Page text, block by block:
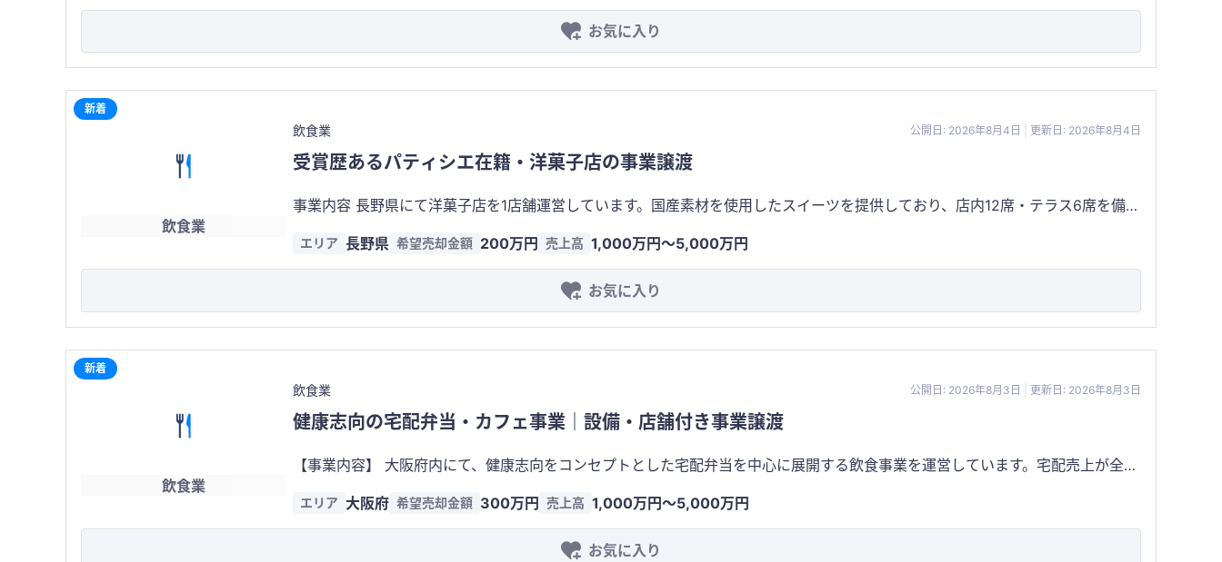
ぎも相談可能です。 現状は運営体制の影響により収益性に改善余地がありますが、買い手が店舗運営へ直接関与し、固定メニュー
導入や人員配置を最適化することで利益改善が期待できます。 ■特徴 ・地域密着型の飲食店 ・行政・地域団体との連携実績 ・イ
ベント集客ノウハウ ・店舗兼住宅として利用可能 ・厨房・音響・映像設備完備 ・設備導入後約1年 ・ブランド・屋号・SNS引継
には広域からの来店もあります。 ■売却希望金額 1,300万円（税込） ※上記は主に店舗内装、厨房機器、什器備品、音響・映像設
備等を含む事業譲渡価格です。 ※1階店舗のみの賃貸、2階住居を含む一括賃貸、土地・建物を含む不動産売買など、引継ぎ方法に
より別途賃貸条件・物件契約費・売買価格が発生します。詳細は個別協議となります。 ■特記事項 ・従業員の継続雇用は、本人
ぎは相談可能 ・厨房機器、内装、什器、音響・映像設備一式を引継ぎ可能 ・現オーナーによる地域関係者の紹介や引継ぎ支援が
時は確認が必要
お気に入り
飲食業
新着
飲食業 公開日: 2026年8月4日 更新日: 2026年8月4日
受賞歴あるパティシエ在籍・洋菓子店の事業譲渡
事業内容 長野県にて洋菓子店を1店舗運営しています。国産素材を使用したスイーツを提供しており、店内12席・テラス6席を備え
エが商品開発を担っており、高品質な製菓技術を強みとしています。レシピや配合表も引継ぎ可能で、事業承継後もスムーズな運
営が可能です。 ・店舗数：1店舗 ・席数：18席（店内12席・テラス6席） ・従業員：2名 ・店舗物件：賃貸 ・譲渡資産：約650万
る認知度 ・観光需要を取り込める立地 ・ブランド展開の拠点として活用可能 ・レシピ・配合表の引継ぎ可能 主な顧客 地域住民
営業ノウハウ ・レシピ・配合表 ・営業権 ・賃貸借契約 ・取引先 特記事項 ・オーナーによる引継ぎ支援可能 ・譲渡理由は体調面
による事業継続負担 ・営業時間や販売チャネルの拡充、仕入れ改善により収益改善余地あり ・従業員の継続雇用については相談
となります
エリア 長野県 希望売却金額 200万円 売上高 1,000万円〜5,000万円
お気に入り
飲食業
新着
飲食業 公開日: 2026年8月3日 更新日: 2026年8月3日
健康志向の宅配弁当・カフェ事業｜設備・店舗付き事業譲渡
【事業内容】 大阪府内にて、健康志向をコンセプトとした宅配弁当を中心に展開する飲食事業を運営しています。宅配売上が全体
使用したメニューを強みとしています。 ・店舗数：1店舗 ・店舗面積：約20坪 ・営業形態：宅配・テイクアウト中心（店内飲食
は完全予約制） ・従業員：アルバイト5名 ・店舗物件：オーナー所有物件（賃貸・売買いずれも相談可能） 【特徴・強み】 ・宅
配売上が全体の約90％を占める安定した事業モデル ・健康志向のメニューを提供し、差別化されたコンセプトを確立 ・創業10年
エリア 大阪府 希望売却金額 300万円 売上高 1,000万円〜5,000万円
お気に入り